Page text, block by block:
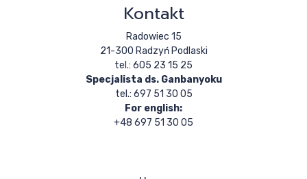
Kontakt
Radowiec 15
21-300 Radzyń Podlaski
tel.: 605 23 15 25
Specjalista ds. Ganbanyoku
tel.: 697 51 30 05
For english:
+48 697 51 30 05